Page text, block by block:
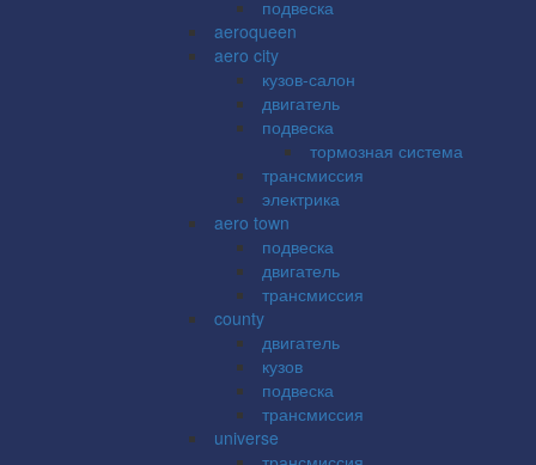
подвеска
aeroqueen
aero city
кузов-салон
двигатель
подвеска
тормозная система
трансмиссия
электрика
aero town
подвеска
двигатель
трансмиссия
county
двигатель
кузов
подвеска
трансмиссия
universe